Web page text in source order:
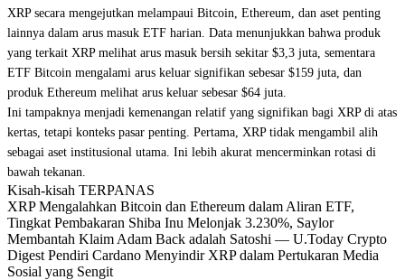
XRP secara mengejutkan melampaui Bitcoin, Ethereum, dan aset penting
lainnya dalam arus masuk ETF harian. Data menunjukkan bahwa produk
yang terkait XRP melihat arus masuk bersih sekitar $3,3 juta, sementara
ETF Bitcoin mengalami arus keluar signifikan sebesar $159 juta, dan
produk Ethereum melihat arus keluar sebesar $64 juta.
Ini tampaknya menjadi kemenangan relatif yang signifikan bagi XRP di atas
kertas, tetapi konteks pasar penting. Pertama, XRP tidak mengambil alih
sebagai aset institusional utama. Ini lebih akurat mencerminkan rotasi di
bawah tekanan.
Kisah-kisah TERPANAS
XRP Mengalahkan Bitcoin dan Ethereum dalam Aliran ETF,
Tingkat Pembakaran Shiba Inu Melonjak 3.230%, Saylor
Membantah Klaim Adam Back adalah Satoshi — U.Today Crypto
Digest Pendiri Cardano Menyindir XRP dalam Pertukaran Media
Sosial yang Sengit